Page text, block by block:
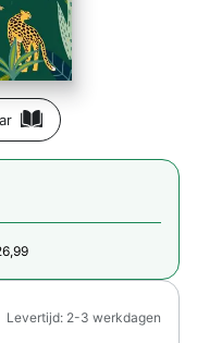
Levertijd: 2-3 werkdagen